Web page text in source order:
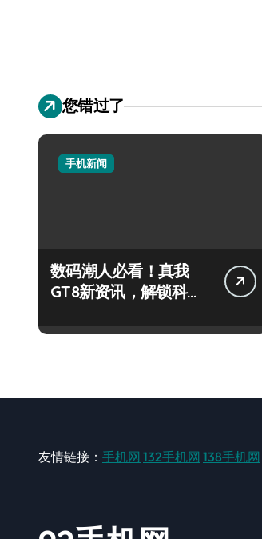
您错过了
手机新闻
数码潮人必看！真我
GT8新资讯，解锁科技
友情链接： 手机网 132手机网 138手机网